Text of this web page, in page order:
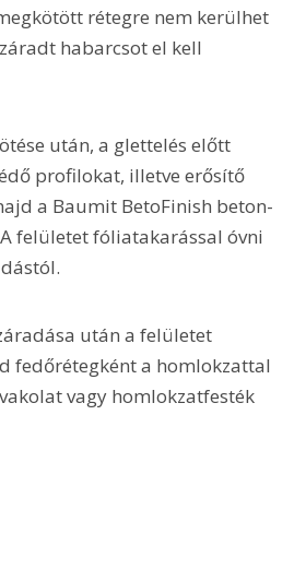
rétegre nem kerülhet
habarcsot el kell
profilokat, illetve erősítő
a Baumit BetoFinish beton-
felületet fóliatakarással óvni
fedőrétegként a homlokzattal
vagy homlokzatfesték